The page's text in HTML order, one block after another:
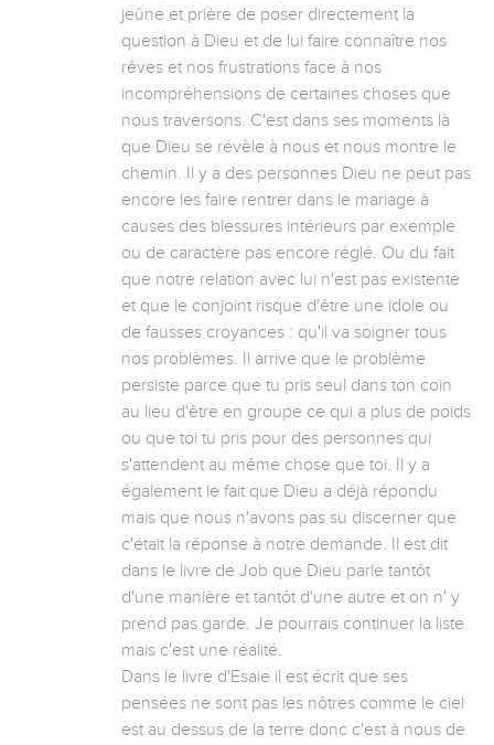
jeûne et prière de poser directement la
question à Dieu et de lui faire connaître nos
rêves et nos frustrations face à nos
incompréhensions de certaines choses que
nous traversons. C'est dans ses moments là
que Dieu se révèle à nous et nous montre le
chemin. Il y a des personnes Dieu ne peut pas
encore les faire rentrer dans le mariage à
causes des blessures intérieurs par exemple
ou de caractère pas encore réglé. Ou du fait
que notre relation avec lui n'est pas existente
et que le conjoint risque d'être une idole ou
de fausses croyances : qu'il va soigner tous
nos problèmes. Il arrive que le problème
persiste parce que tu pris seul dans ton coin
au lieu d'être en groupe ce qui a plus de poids
ou que toi tu pris pour des personnes qui
s'attendent au même chose que toi. Il y a
également le fait que Dieu a déjà répondu
mais que nous n'avons pas su discerner que
c'était la réponse à notre demande. Il est dit
dans le livre de Job que Dieu parle tantôt
d'une manière et tantôt d'une autre et on n' y
prend pas garde. Je pourrais continuer la liste
mais c'est une réalité.
Dans le livre d'Esaie il est écrit que ses
pensées ne sont pas les nôtres comme le ciel
est au dessus de la terre donc c'est à nous de